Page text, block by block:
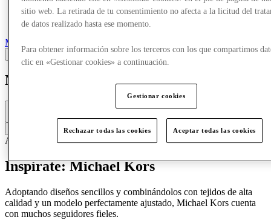
Marcas
Michael Kors
10a. m. - 8p. m.
Contacta con la tienda
Accesorios y bolsosBolsos y artículos de piel
Inspírate: Michael Kors
Adoptando diseños sencillos y combinándolos con tejidos de alta
calidad y un modelo perfectamente ajustado, Michael Kors cuenta
con muchos seguidores fieles.
sitio web. La retirada de tu consentimiento no afecta a la licitud del
de datos realizado hasta ese momento.
Para obtener información sobre los terceros con los que compartimos
clic en «Gestionar cookies» a continuación.
Gestionar cookies
Rechazar todas las cookies Aceptar todas las cookies